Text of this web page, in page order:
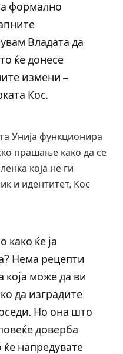
формално
Владата да
ќе донесе
измени –
Кос.
Унија функционира
прашање како да се
која не ги
и идентитет, Кос
како ќе ја
Нема рецепти
која може да ви
да изградите
Но она што
доверба
напредувате